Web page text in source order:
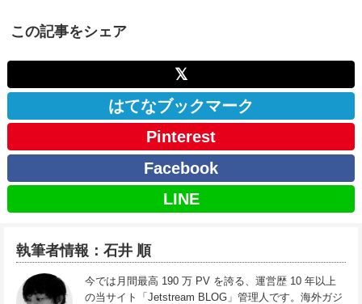
この記事をシェア
𝕏
はてなブックマーク
Pinterest
Facebook
LINE
執筆者情報：石井 順
今では月間最高 190 万 PV を誇る、運営歴 10 年以上
の当サイト「Jetstream BLOG」管理人です。海外ガジ